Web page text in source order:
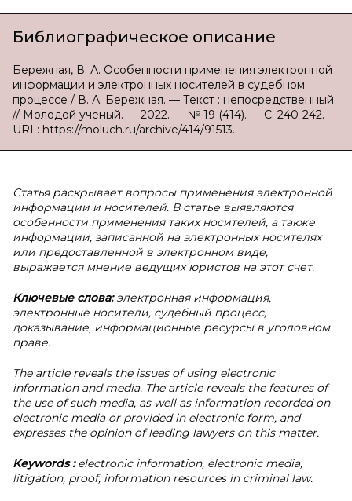
Библиографическое описание
Бережная, В. А. Особенности применения электронной
информации и электронных носителей в судебном
процессе / В. А. Бережная. — Текст : непосредственный
// Молодой ученый. — 2022. — № 19 (414). — С. 240-242. —
URL: https://moluch.ru/archive/414/91513.
Статья раскрывает вопросы применения электронной
информации и носителей. В статье выявляются
особенности применения таких носителей, а также
информации, записанной на электронных носителях
или предоставленной в электронном виде,
выражается мнение ведущих юристов на этот счет.
Ключевые слова:электронная информация,
электронные носители, судебный процесс,
доказывание, информационные ресурсы в уголовном
праве.
The article reveals the issues of using electronic
information and media. The article reveals the features of
the use of such media, as well as information recorded on
electronic media or provided in electronic form, and
expresses the opinion of leading lawyers on this matter.
Keywords:electronic information, electronic media,
litigation, proof, information resources in criminal law.